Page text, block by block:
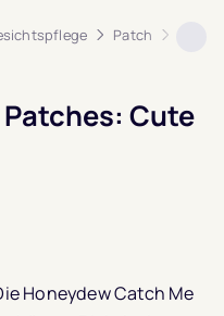
Patch
Cute
Honeydew Catch Me